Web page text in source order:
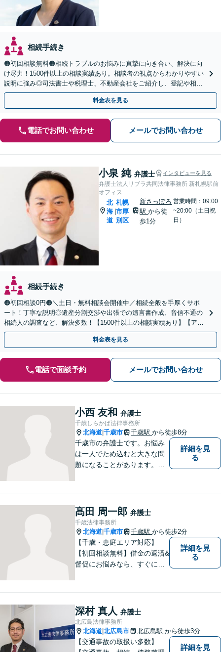
相続手続き
🟠初回相談無料🟠相続トラブルのお悩みに真摯に向き合い、解決に向
け尽力！1500件以上の相談実績あり。相談者の視点からわかりやすい
説明に強み◎司法書士や税理士、不動産会社をご紹介し、登記や相続
税の申告までワンストップで対応【夜間相談可】
料金表を見る
電話でお問い合わせ メールでお問い合わせ
小泉 純 弁護士 インタビューを見る
弁護士法人リブラ共同法律事務所 新札幌駅前
オフィス
北
海
道
|
札幌
市厚
別区
新さっぽろ
駅から徒
歩1分
営業時間：09:00
~20:00（土日祝
日）
相続手続き
🟠初回相談0円🟠＼土日・無料相談会開催中／相続全般を手厚くサポ
ート！丁寧な説明◎遺産分割交渉や出張での遺言書作成、音信不通の
相続人の調査など、解決多数！【1500件以上の相談実績あり】【アク
セス良好】【分かりやすい料金体系】
料金表を見る
電話で面談予約 メールでお問い合わせ
小西 友和 弁護士
千歳しらかば法律事務所
北海道 千歳市 千歳駅 から徒歩8分
千歳市の弁護士です。お悩み
は一人でため込むと大きな問
題になることがあります。ぜ
詳細を見
る
髙田 周一郎 弁護士
千歳法律事務所
北海道 千歳市 千歳駅 から徒歩2分
【千歳・恵庭エリア対応】
【初回相談無料】借金の返済&
督促にお悩みなら、すぐにご
産の解決実績多数！【千歳駅
徒歩２分】【分割払い可】
詳細を見
る
深村 真人 弁護士
北広島法律事務所
北海道 北広島市 北広島駅 から徒歩3分
【交通事故の取扱い多数】
詳細を見